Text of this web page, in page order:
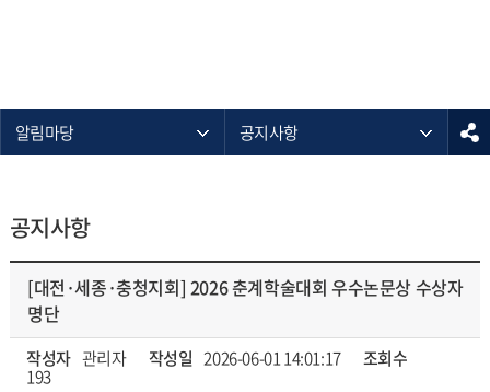
알림마당 공지사항
공지사항
[대전·세종·충청지회] 2026 춘계학술대회 우수논문상 수상자
명단
작성자 관리자 작성일 2026-06-01 14:01:17 조회수
193